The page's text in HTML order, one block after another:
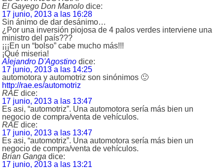
El Gayego Don Manolo dice:
17 junio, 2013 a las 16:28
Sin ánimo de dar desánimo…
¿Por una inversión piojosa de 4 palos verdes interviene una
ministro del país???
¡¡¡En un “bolso” cabe mucho más!!!
¡Qué miseria!
Alejandro D'Agostino dice:
17 junio, 2013 a las 14:25
automotora y automotriz son sinónimos 🙂
http://rae.es/automotriz
RAE dice:
17 junio, 2013 a las 13:47
Es asi, “automotriz”. Una automotora sería más bien un
negocio de compra/venta de vehículos.
RAE dice:
17 junio, 2013 a las 13:47
Es asi, “automotriz”. Una automotora sería más bien un
negocio de compra/venta de vehículos.
Brian Ganga dice:
17 junio, 2013 a las 13:21